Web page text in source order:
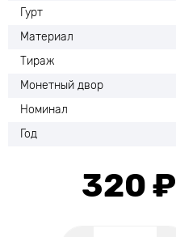
Гурт
Материал
Тираж
Монетный двор
Номинал
Год
320 ₽